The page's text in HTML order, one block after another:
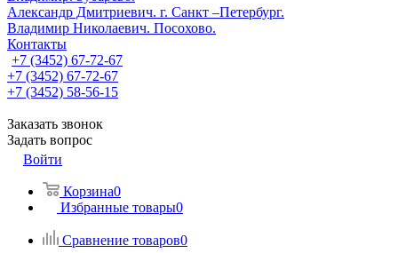
Александр Дмитриевич. г. Санкт –Петербург.
Владимир Николаевич. Посохово.
Контакты
+7 (3452) 67-72-67
+7 (3452) 67-72-67
+7 (3452) 58-56-15
Заказать звонок
Задать вопрос
Войти
Корзина0
Избранные товары0
Сравнение товаров0